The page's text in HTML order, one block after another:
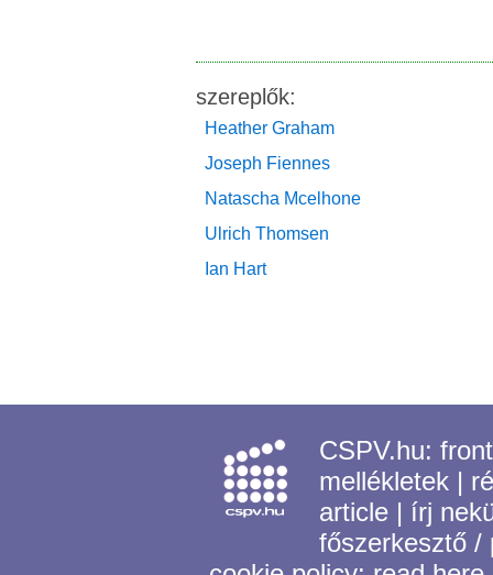
szereplők:
Heather Graham
Joseph Fiennes
Natascha Mcelhone
Ulrich Thomsen
Ian Hart
CSPV.hu:
mellékletek |
article | írj
főszerkesztő